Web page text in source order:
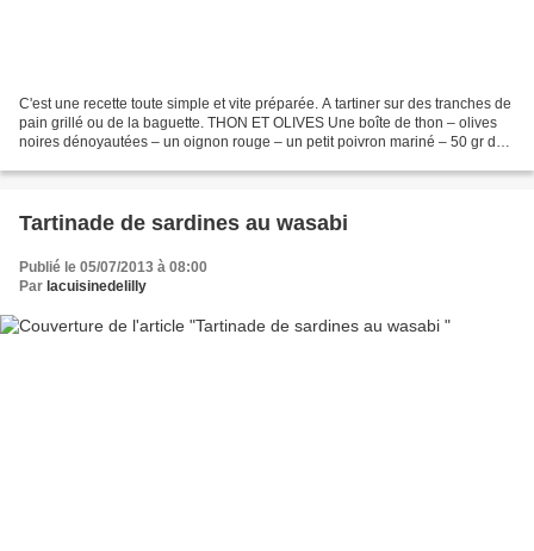
C'est une recette toute simple et vite préparée. A tartiner sur des tranches de
pain grillé ou de la baguette. THON ET OLIVES Une boîte de thon – olives
noires dénoyautées – un oignon rouge – un petit poivron mariné – 50 gr de
Tartinade de sardines au wasabi
Publié le 05/07/2013 à 08:00
Par lacuisinedelilly